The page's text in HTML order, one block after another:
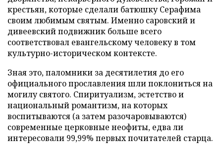
крестьян, которые сделали батюшку Серафима
своим любимым святым. Именно саровский и
дивеевский подвижник больше всего
соответствовал евангельскому человеку в том
культурно-историческом контексте.
Зная это, паломники за десятилетия до его
официального прославления шли поклониться на
могилу святого. Спиритуализм, эстетство и
национальный романтизм, на которых
воспитываются (а затем разочаровываются)
современные церковные неофиты, едва ли
интересовали 99,99% первых почитателей старца.